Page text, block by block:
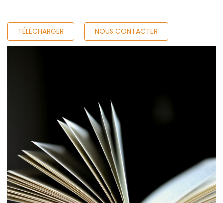
TÉLÉCHARGER NOUS CONTACTER